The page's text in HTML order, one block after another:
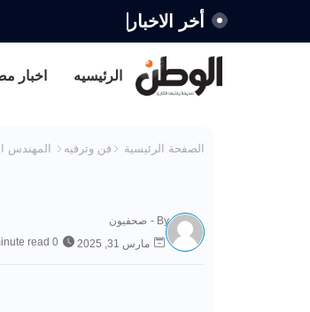
أخر الاخبار
الرئيسيه اخبار
الصفحة الرئيسية فن وترفيه المهندس
By -
صحفيون
مارس 31, 2025
0 minute read